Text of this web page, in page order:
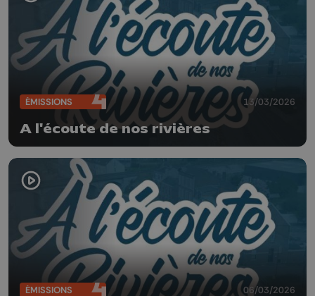
ÉMISSIONS 13/03/2026
A l'écoute de nos rivières
ÉMISSIONS 06/03/2026